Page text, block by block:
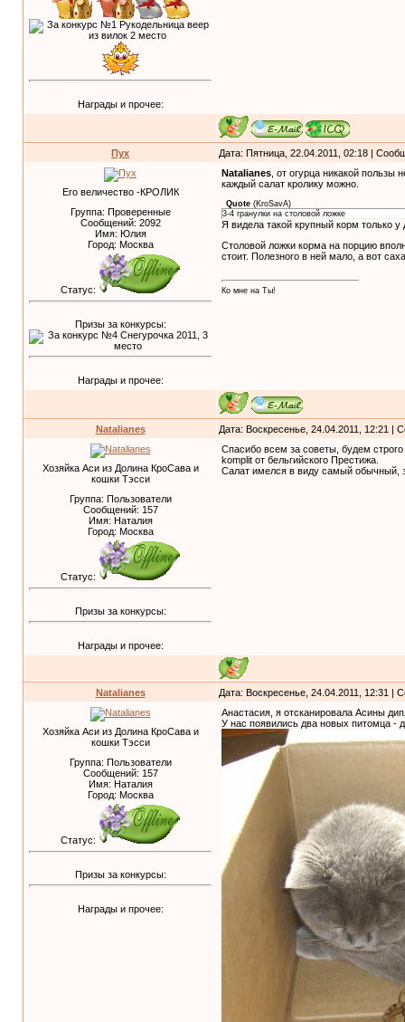
Награды и прочее:
Пух Дата: Пятница, 22.04.2011, 02:18 |
Его величество -КРОЛИК
Группа: Проверенные
Сообщений: 2092
Имя: Юлия
Город: Москва
Статус:
Призы за конкурсы:
Награды и прочее:
Natalianes , от огурца никакой
каждый салат кролику можно.
Quote (KroSavA)
3-4 гранулки на столовой ложке
Я видела такой крупный корм только
Столовой ложки корма на порцию
стоит. Полезного в ней мало, а вот
Ко мне на Ты!
Natalianes Дата: Воскресенье, 24.04.2011, 12:21 |
Хозяйка Аси из Долина КроСава и
кошки Тэсси
Группа: Пользователи
Сообщений: 157
Имя: Наталия
Город: Москва
Статус:
Призы за конкурсы:
Награды и прочее:
Спасибо всем за советы, будем
komplit от бельгийского Престижа.
Салат имелся в виду самый обычный,
Natalianes Дата: Воскресенье, 24.04.2011, 12:31 |
Хозяйка Аси из Долина КроСава и
кошки Тэсси
Группа: Пользователи
Сообщений: 157
Имя: Наталия
Город: Москва
Статус:
Призы за конкурсы:
Награды и прочее:
Анастасия, я отсканировала Асины
У нас появились два новых питомца -